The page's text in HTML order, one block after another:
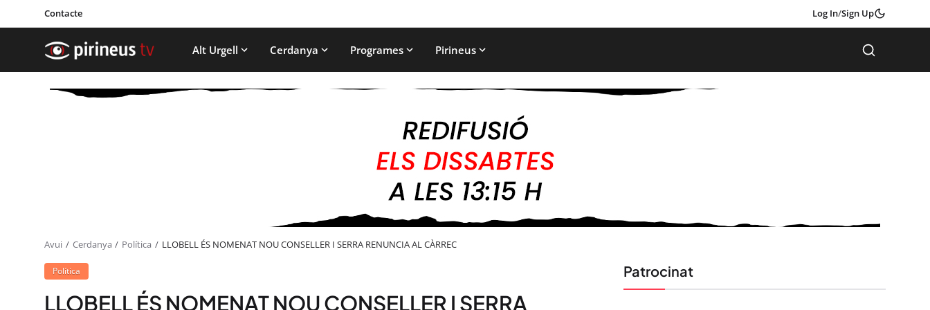
Contacte Log In/Sign Up
Alt Urgell Cerdanya Programes Pirineus
Avui Cerdanya Política LLOBELL ÉS NOMENAT NOU CONSELLER I SERRA RENUNCIA AL CÀRREC
Política
LLOBELL ÉS NOMENAT NOU CONSELLER I SERRA
Patrocinat